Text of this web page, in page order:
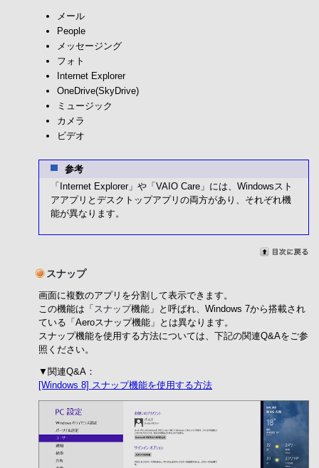
メール
People
メッセージング
フォト
Internet Explorer
OneDrive(SkyDrive)
ミュージック
カメラ
ビデオ
参考
「Internet Explorer」や「VAIO Care」には、Windowsスト
アアプリとデスクトップアプリの両方があり、それぞれ機
能が異なります。
スナップ
画面に複数のアプリを分割して表示できます。
この機能は「 スナップ機能」と呼ばれ、Windows 7から搭載され
ている「Aeroスナップ機能」とは異なります。
スナップ機能を使用する方法については、下記の関連Q&Aをご参
照ください。
▼関連Q&A：
[Windows 8] スナップ機能を使用する方法